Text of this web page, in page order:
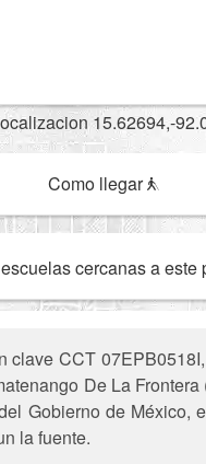
15.62694,-
Como llegar
cercanas a
clave CCT
De La
Gobierno de México,
la fuente.